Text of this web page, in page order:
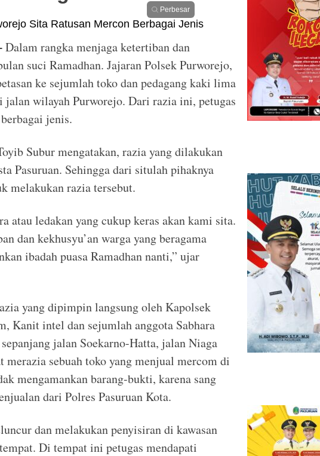
Perbesar
Dalam rangka menjaga ketertiban dan
suci Ramadhan. Jajaran Polsek Purworejo,
ke sejumlah toko dan pedagang kaki lima
wilayah Purworejo. Dari razia ini, petugas
jenis.
Subur mengatakan, razia yang dilakukan
Pasuruan. Sehingga dari situlah pihaknya
melakukan razia tersebut.
atau ledakan yang cukup keras akan kami sita.
dan kekhusyu’an warga yang beragama
ibadah puasa Ramadhan nanti,” ujar
yang dipimpin langsung oleh Kapolsek
Kanit intel dan sejumlah anggota Sabhara
jalan Soekarno-Hatta, jalan Niaga
merazia sebuah toko yang menjual mercom di
mengamankan barang-bukti, karena sang
dari Polres Pasuruan Kota.
dan melakukan penyisiran di kawasan
Di tempat ini petugas mendapati